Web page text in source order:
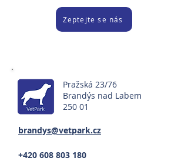
Zeptejte se nás
Pražská 23/76
Brandýs nad Labem
250 01
brandys@vetpark.cz
+420 608 803 180